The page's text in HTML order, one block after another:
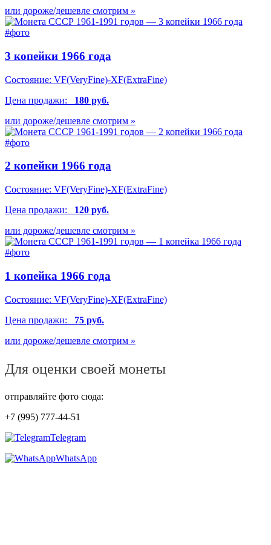
или дороже/дешевле смотрим »
3 копейки 1966 года
Состояние: VF(VeryFine)-XF(ExtraFine)
Цена продажи:
180 руб.
или дороже/дешевле смотрим »
2 копейки 1966 года
Состояние: VF(VeryFine)-XF(ExtraFine)
Цена продажи:
120 руб.
или дороже/дешевле смотрим »
1 копейка 1966 года
Состояние: VF(VeryFine)-XF(ExtraFine)
Цена продажи:
75 руб.
или дороже/дешевле смотрим »
Для оценки своей монеты
отправляйте фото сюда:
+7 (995) 777-44-51
Telegram
WhatsApp